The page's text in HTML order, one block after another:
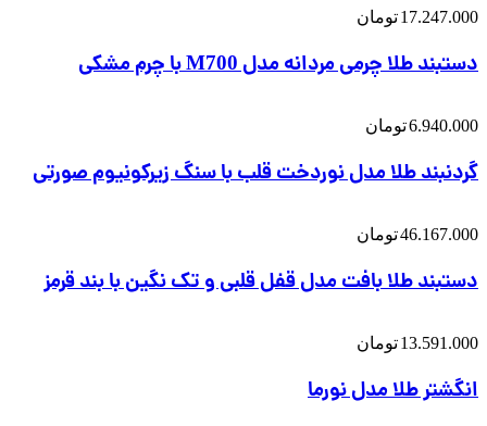
17.247.000تومان
دستبند طلا چرمی مردانه مدل M700 با چرم مشکی
6.940.000تومان
گردنبند طلا مدل نوردخت قلب با سنگ زیرکونیوم صورتی
46.167.000تومان
دستبند طلا بافت مدل قفل قلبی و تک نگین با بند قرمز
13.591.000تومان
انگشتر طلا مدل نورما